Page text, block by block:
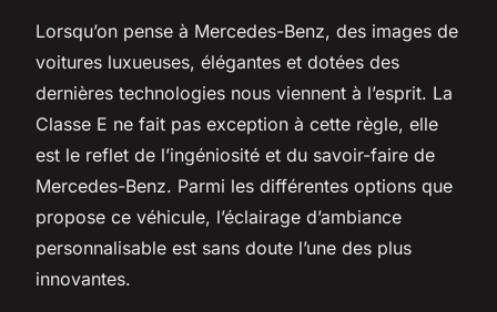
Lorsqu’on pense à Mercedes-Benz, des images de
voitures luxueuses, élégantes et dotées des
dernières technologies nous viennent à l’esprit. La
Classe E ne fait pas exception à cette règle, elle
est le reflet de l’ingéniosité et du savoir-faire de
Mercedes-Benz. Parmi les différentes options que
propose ce véhicule, l’éclairage d’ambiance
personnalisable est sans doute l’une des plus
innovantes.